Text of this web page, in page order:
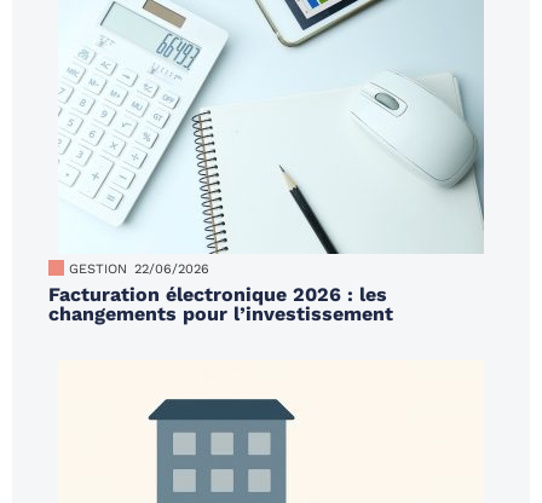
GESTION 22/06/2026
Facturation électronique 2026 : les
changements pour l’investissement